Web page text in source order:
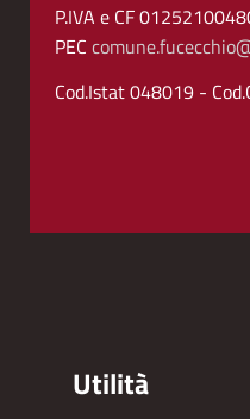
P.IVA e CF
PEC
Cod.Istat 048019 -
Utilità